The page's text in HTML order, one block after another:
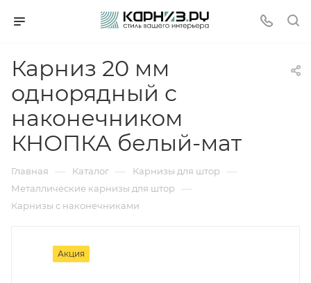
Карниз 20 мм
однорядный с
наконечником
КНОПКА белый-мат
Главная — Каталог — Карнизы для штор —
Металлические карнизы для штор —
Карнизы с наконечниками
Акция